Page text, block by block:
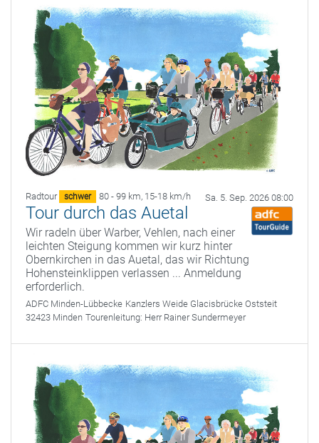
Radtour schwer 80 - 99 km, 15-18 km/h Sa. 5. Sep. 2026 08:00
Tour durch das Auetal
Wir radeln über Warber, Vehlen, nach einer
leichten Steigung kommen wir kurz hinter
Obernkirchen in das Auetal, das wir Richtung
Hohensteinklippen verlassen ... Anmeldung
erforderlich.
ADFC Minden-Lübbecke Kanzlers Weide Glacisbrücke Oststeit
32423 Minden Tourenleitung: Herr Rainer Sundermeyer